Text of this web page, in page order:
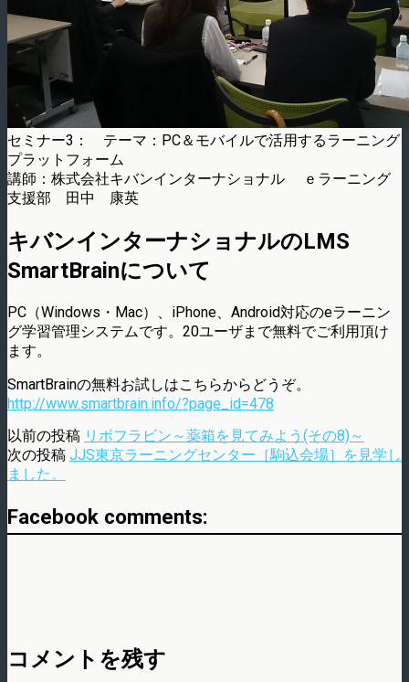
セミナー3： テーマ：PC＆モバイルで活用するラーニング
プラットフォーム
講師：株式会社キバンインターナショナル ｅラーニング
支援部 田中 康英
キバンインターナショナルのLMS
SmartBrainについて
PC（Windows・Mac）、iPhone、Android対応のeラーニン
グ学習管理システムです。20ユーザまで無料でご利用頂け
ます。
SmartBrainの無料お試しはこちらからどうぞ。
http://www.smartbrain.info/?page_id=478
以前の投稿 リボフラビン～薬箱を見てみよう(その8)～
次の投稿 JJS東京ラーニングセンター［駒込会場］を見学し
ました。
Facebook comments:
コメントを残す